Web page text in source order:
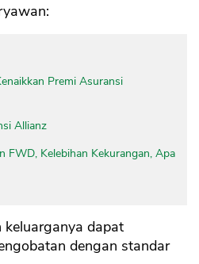
Premi Asuransi
Allianz
FWD, Kelebihan Kekurangan, Apa
keluarganya dapat
dengan standar